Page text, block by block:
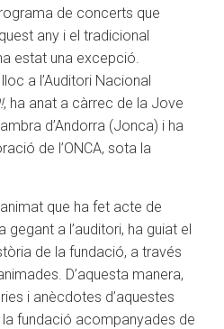
de concerts que
any i el tradicional
estat una excepció.
a l’Auditori Nacional
, ha anat a càrrec de la Jove
d’Andorra (Jonca) i ha
de l’ONCA, sota la
animat que ha fet acte de
gegant a l’auditori, ha guiat el
de la fundació, a través
D’aquesta manera,
i anècdotes d’aquestes
fundació acompanyades de